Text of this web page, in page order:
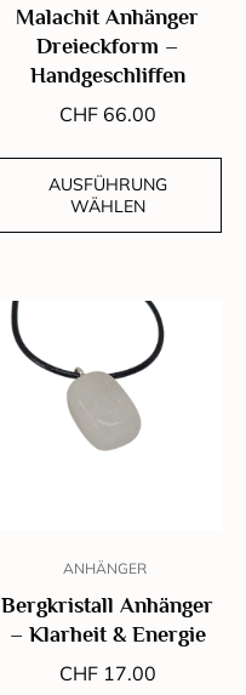
Malachit Anhänger
Dreieckform –
Handgeschliffen
CHF66.00
AUSFÜHRUNG
WÄHLEN
ANHÄNGER
Bergkristall Anhänger
– Klarheit & Energie
CHF17.00